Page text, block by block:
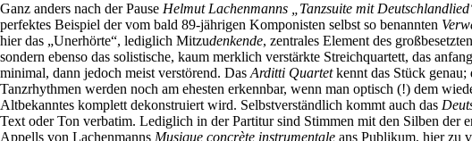
Ganz anders nach der Pause Helmut Lachenmanns „Tanzsuite mit
perfektes Beispiel der vom bald 89-jährigen Komponisten selbst so benannten
hier das „Unerhörte“, lediglich Mitzudenkende, zentrales Element des
sondern ebenso das solistische, kaum merklich verstärkte Streichquartett, das
minimal, dann jedoch meist verstörend. Das Arditti Quartetkennt das Stück genau;
Tanzrhythmen werden noch am ehesten erkennbar, wenn man optisch (!) dem
Altbekanntes komplett dekonstruiert wird. Selbstverständlich kommt auch das
Text oder Ton verbatim. Lediglich in der Partitur sind Stimmen mit den Silben der
Appells von Lachenmanns Musique concrète instrumentale ans Publikum, hier zu